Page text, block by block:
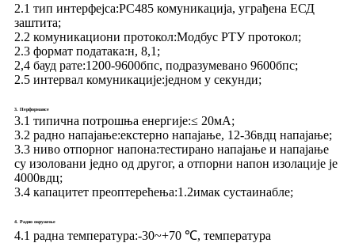
2.1 тип интерфејса:РС485 комуникација, уграђена ЕСД
заштита;
2.2 комуникациони протокол:Модбус РТУ протокол;
2.3 формат података:н, 8,1;
2,4 бауд рате:1200-9600бпс, подразумевано 9600бпс;
2.5 интервал комуникације:једном у секунди;
3. Перформансе
3.1 типична потрошња енергије:≤ 20мА;
3.2 радно напајање:екстерно напајање, 12-36вдц напајање;
3.3 ниво отпорног напона:тестирано напајање и напајање
су изоловани једно од другог, а отпорни напон изолације је
4000вдц;
3.4 капацитет преоптерећења:1.2имак сустаинабле;
4. Радно окружење
4.1 радна температура:-30~+70 ℃, температура